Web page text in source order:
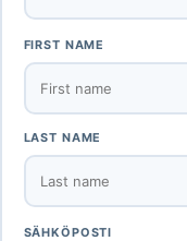
FIRST NAME
LAST NAME
SÄHKÖPOSTI